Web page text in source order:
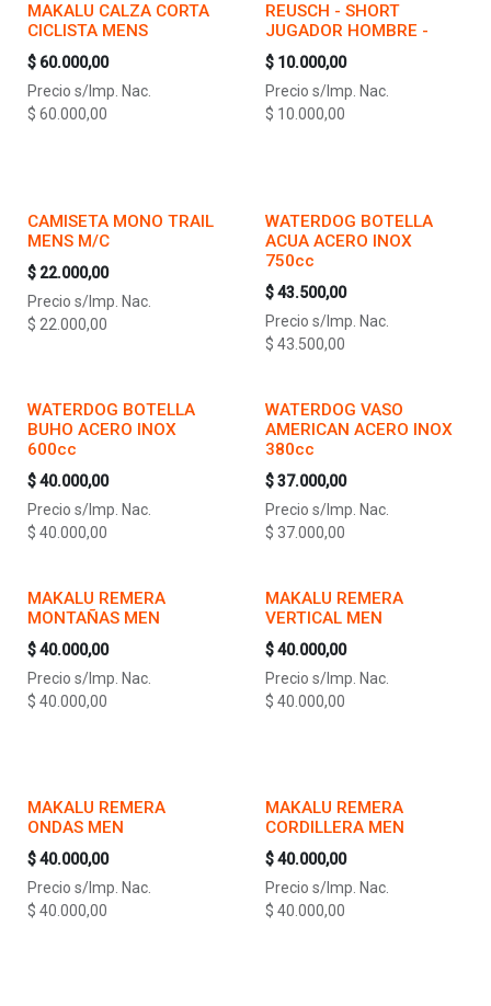
MAKALU CALZA CORTA
CICLISTA MENS
$ 60.000,00
Precio s/Imp. Nac.
$ 60.000,00
REUSCH - SHORT
JUGADOR HOMBRE -
$ 10.000,00
Precio s/Imp. Nac.
$ 10.000,00
CAMISETA MONO TRAIL
MENS M/C
$ 22.000,00
Precio s/Imp. Nac.
$ 22.000,00
WATERDOG BOTELLA
ACUA ACERO INOX
750cc
$43.500,00
Precio s/Imp. Nac.
$ 43.500,00
WATERDOG BOTELLA
BUHO ACERO INOX
600cc
$40.000,00
Precio s/Imp. Nac.
$ 40.000,00
WATERDOG VASO
AMERICAN ACERO INOX
380cc
$37.000,00
Precio s/Imp. Nac.
$ 37.000,00
MAKALU REMERA
MONTAÑAS MEN
$40.000,00
Precio s/Imp. Nac.
$ 40.000,00
MAKALU REMERA
VERTICAL MEN
$40.000,00
Precio s/Imp. Nac.
$ 40.000,00
MAKALU REMERA
ONDAS MEN
$40.000,00
Precio s/Imp. Nac.
$ 40.000,00
MAKALU REMERA
CORDILLERA MEN
$40.000,00
Precio s/Imp. Nac.
$ 40.000,00